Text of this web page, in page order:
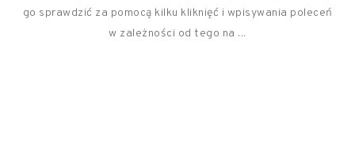
go sprawdzić za pomocą kilku kliknięć i wpisywania poleceń
w zależności od tego na ...